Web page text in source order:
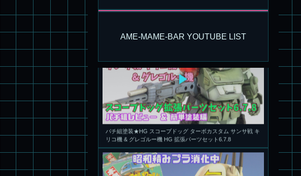
AME-MAME-BAR YOUTUBE LIST
パチ組塗装★HG スコープドッグ ターボカスタム サンサ戦 キ
リコ機 & グレゴルー機 HG 拡張パーツセット6.7.8